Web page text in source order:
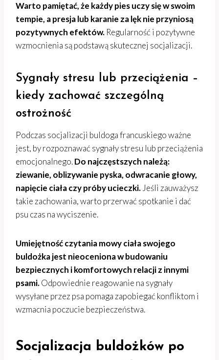
Warto pamiętać, że każdy pies uczy się w swoim
tempie, a presja lub karanie za lęk nie przyniosą
pozytywnych efektów. Regularność i pozytywne
wzmocnienia są podstawą skutecznej socjalizacji.
Sygnały stresu lub przeciążenia –
kiedy zachować szczególną
ostrożność
Podczas socjalizacji buldoga francuskiego ważne
jest, by rozpoznawać sygnały stresu lub przeciążenia
emocjonalnego.Do najczęstszych należą:
ziewanie, oblizywanie pyska, odwracanie głowy,
napięcie ciała czy próby ucieczki. Jeśli zauważysz
takie zachowania, warto przerwać spotkanie i dać
psu czas na wyciszenie.
Umiejętność czytania mowy ciała swojego
buldożka jest nieoceniona w budowaniu
bezpiecznych i komfortowych relacji z innymi
psami.Odpowiednie reagowanie na sygnały
wysyłane przez psa pomaga zapobiegać konfliktom i
wzmacnia poczucie bezpieczeństwa.
Socjalizacja buldożków po